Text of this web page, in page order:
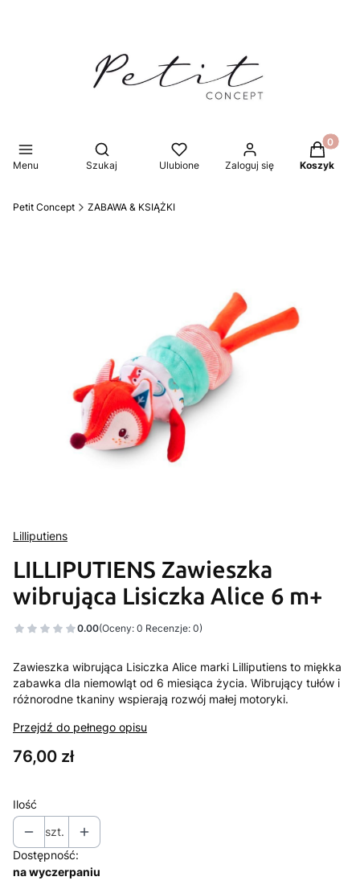
Menu
Otwórz wyszukiwarkę
Szukaj Ulubione Zaloguj się Koszyk
Petit Concept ZABAWA & KSIĄŻKI
Lilliputiens
LILLIPUTIENS Zawieszka
wibrująca Lisiczka Alice 6 m+
0.00(Oceny: 0 Recenzje: 0)
Zawieszka wibrująca Lisiczka Alice marki Lilliputiens to miękka
zabawka dla niemowląt od 6 miesiąca życia. Wibrujący tułów i
różnorodne tkaniny wspierają rozwój małej motoryki.
Przejdź do pełnego opisu
Cena
76,00 zł
Ilość
szt.
Dostępność:
na wyczerpaniu